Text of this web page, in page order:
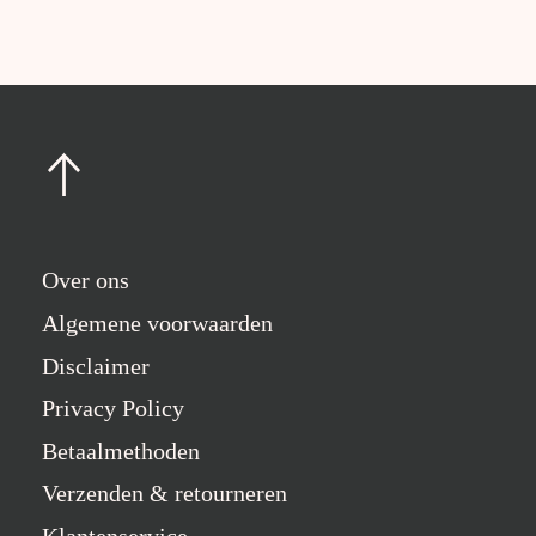
Over ons
Algemene voorwaarden
Disclaimer
Privacy Policy
Betaalmethoden
Verzenden & retourneren